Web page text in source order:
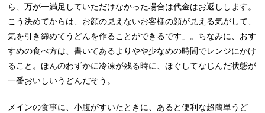
ら、万が一満足していただけなかった場合は代金はお返しします。
こう決めてからは、お顔の見えないお客様の顔が見える気がして、
気を引き締めてうどんを作ることができるです」。ちなみに、おす
すめの食べ方は、書いてあるよりやや少なめの時間でレンジにかけ
ること。ほんのわずかに冷凍が残る時に、ほぐしてなじんだ状態が
一番おいしいうどんだそう。
メインの食事に、小腹がすいたときに、あると便利な超簡単うど